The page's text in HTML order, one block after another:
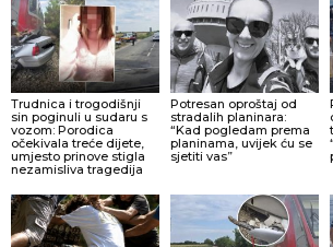
Trudnica i trogodišnji
sin poginuli u sudaru s
vozom: Porodica
očekivala treće dijete,
umjesto prinove stigla
nezamisliva tragedija
Potresan oproštaj od
stradalih planinara:
“Kad pogledam prema
planinama, uvijek ću se
sjetiti vas”